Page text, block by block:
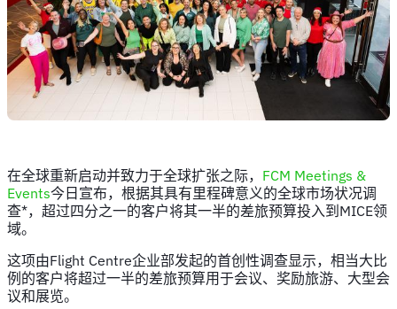
在全球重新启动并致力于全球扩张之际， FCM Meetings &
Events今日宣布，根据其具有里程碑意义的全球市场状况调
查*，超过四分之一的客户将其一半的差旅预算投入到MICE领
域。
这项由Flight Centre企业部发起的首创性调查显示，相当大比
例的客户将超过一半的差旅预算用于会议、奖励旅游、大型会
议和展览。